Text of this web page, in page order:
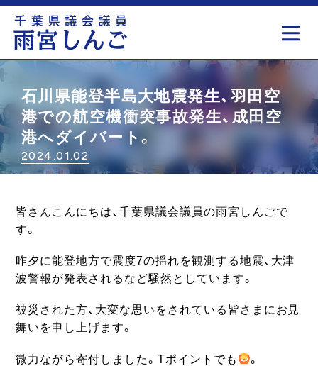
石川県能登半島大地震発生、羽田空
港での航空機衝突事故発生、成田空
港へダイバート。
2024.01.02
皆さんこんにちは、千葉県議会議員の雨宮しんごで
す。
昨夕に能登地方で震度7の揺れを観測する地震、大津
波警報が発表されるなど騒然としています。
被災された方、大変な思いをされている皆さまにお見
舞いを申し上げます。
微力ながら寄付しました。Tポイントでも 。